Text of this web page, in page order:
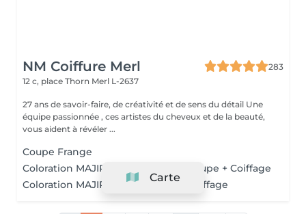
NM Coiffure Merl
283
12 c, place Thorn Merl L-2637
27 ans de savoir-faire, de créativité et de sens du détail Une
équipe passionnée , ces artistes du cheveux et de la beauté,
vous aident à révéler ...
Coupe Frange
Coloration MAJIREL + Sh. + Soin + Coupe + Coiffage
Coloration MAJIREL + Sh. + Soin + Coiffage
Carte